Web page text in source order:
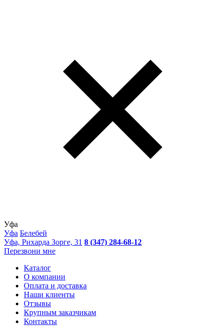
Уфа
Уфа Белебей
Уфа, Рихарда Зорге, 31 8 (347) 284-68-12
Перезвони мне
Каталог
О компании
Оплата и доставка
Наши клиенты
Отзывы
Крупным заказчикам
Контакты